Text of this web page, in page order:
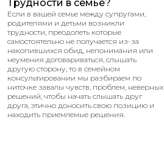
Трудности в семье?
Если в вашей семье между супругами,
родителями и детьми возникли
трудности, преодолеть которые
самостоятельно не получается из-за
накопившихся обид, непонимания или
неумения договариваться, слышать
другую сторону, то в семейном
консультировании мы разбираем по
ниточке завалы чувств, проблем, неверных
решений, чтобы начать слышать друг
друга, этично доносить свою позицию и
находить приемлемые решения.